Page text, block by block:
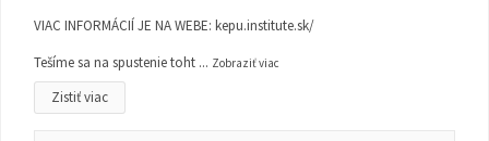
VIAC INFORMÁCIÍ JE NA WEBE: kepu.institute.sk/
Tešíme sa na spustenie toht ... Zobraziť viac
Zistiť viac